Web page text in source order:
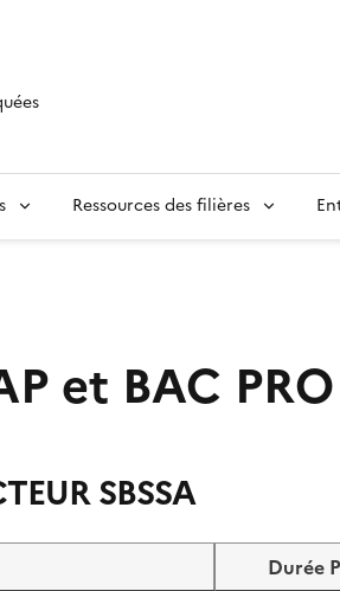
Ressources des filières
et BAC
SBSSA
Durée